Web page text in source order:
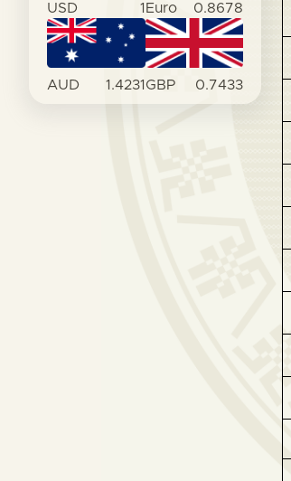
USD 1 Euro 0.8678
AUD 1.4231GBP 0.7433